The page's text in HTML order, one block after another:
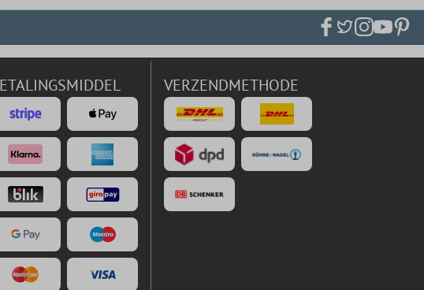
VERZENDMETHODE